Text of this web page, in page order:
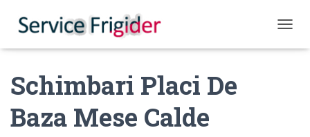
Schimbari Placi De
Baza Mese Calde